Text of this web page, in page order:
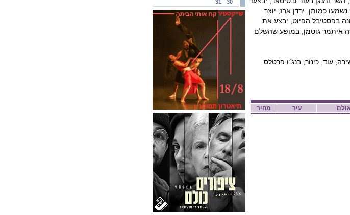
30
31
כמותן. ירדן ארז, יוצר
חנה בפסטיבל הפיוט, יבצע את
איתמר גוטמן, במופע שהשלם
עוד, כינור, בנג׳ו פרטלס
מחיר עיר